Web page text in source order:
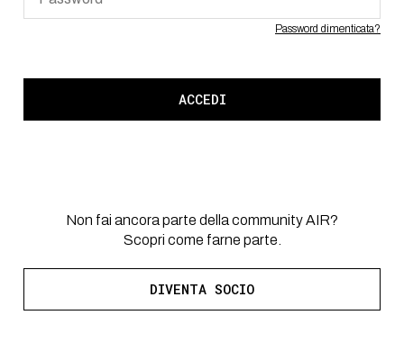
Password dimenticata?
ACCEDI
Non fai ancora parte della community AIR?
Scopri come farne parte.
DIVENTA SOCIO